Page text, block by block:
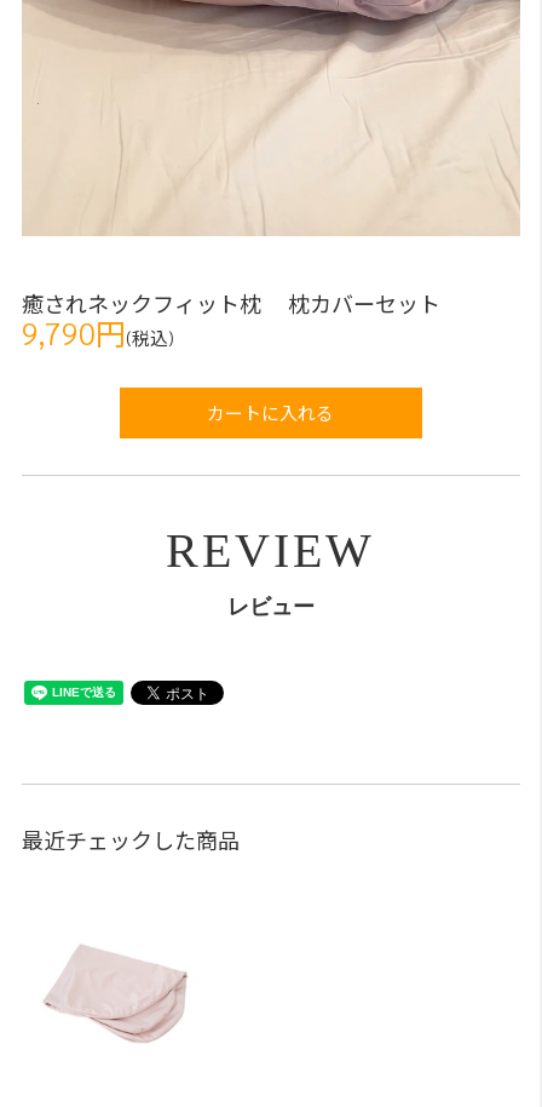
癒されネックフィット枕 枕カバーセット
9,790円(税込)
カートに入れる
REVIEW
レビュー
最近チェックした商品